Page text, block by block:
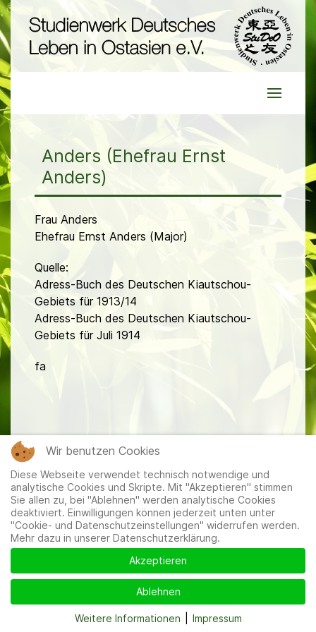
Anders (Ehefrau Ernst
Anders)
Frau Anders
Ehefrau Ernst Anders (Major)
Quelle:
Adress-Buch des Deutschen Kiautschou-
Gebiets für 1913/14
Adress-Buch des Deutschen Kiautschou-
Gebiets für Juli 1914
fa
Mitglieder|Impressum| Datenschutzerklärung|Cookie-
und Datenschutzeinstellungen
Wir benutzen Cookies
Diese Webseite verwendet technisch notwendige und
analytische Cookies und Skripte. Mit "Akzeptieren" stimmen
Sie allen zu, bei "Ablehnen" werden analytische Cookies
deaktiviert. Einwilligungen können jederzeit unten unter
"Cookie- und Datenschutzeinstellungen" widerrufen werden.
Mehr dazu in unserer Datenschutzerklärung.
Akzeptieren
Ablehnen
Weitere Informationen Impressum